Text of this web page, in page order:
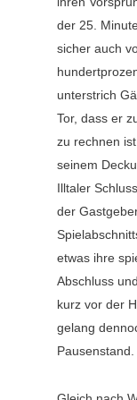
der 25.
sicher auch
unterstrich
Tor, dass er
zu rechnen
seinem
Illtaler
der
etwas ihre
Abschluss
kurz vor der
gelang
Pausenstand.